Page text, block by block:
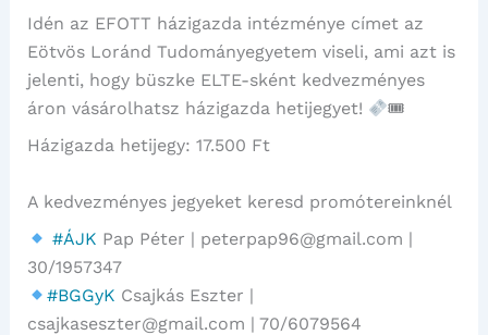
Idén az EFOTT házigazda intézménye címet az
Eötvös Loránd Tudományegyetem viseli, ami azt is
jelenti, hogy büszke ELTE-sként kedvezményes
áron vásárolhatsz házigazda hetijegyet!
🎟
Házigazda hetijegy: 17.500 Ft
A kedvezményes jegyeket keresd promótereinknél
#ÁJK Pap Péter | peterpap96@gmail.com |
30/1957347
#BGGyK Csajkás Eszter |
csajkaseszter@gmail.com | 70/6079564